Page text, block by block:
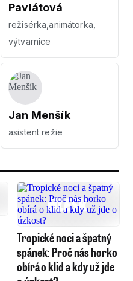
Pavlátová
režisérka,animátorka,
výtvarnice
Jan Menšík
asistent režie
Tropické noci a špatný
spánek: Proč nás horko
obírá o klid a kdy už jde